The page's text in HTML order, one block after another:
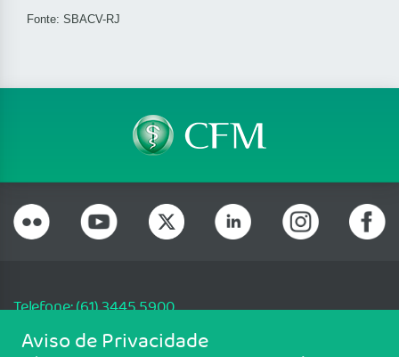
Fonte: SBACV-RJ
Telefone: (61) 3445 5900
Email: cfm@portalmedico.org.br
SGAS 616, Conjunto D, Lote 115, L2 Sul, Brasília/DF - CEP: 70200-760 -
Aviso de Privacidade